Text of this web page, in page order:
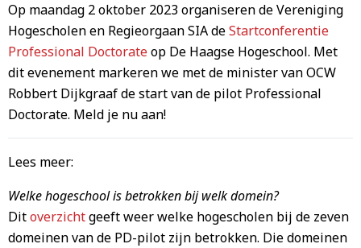
Op maandag 2 oktober 2023 organiseren de Vereniging
Hogescholen en Regieorgaan SIA deStartconferentie
Professional Doctorateop De Haagse Hogeschool. Met
dit evenement markeren we met de minister van OCW
Robbert Dijkgraaf de start van de pilot Professional
Doctorate. Meld je nu aan!
Lees meer:
Welke hogeschool is betrokken bij welk domein?
Ditoverzichtgeeft weer welke hogescholen bij de zeven
domeinen van de PD-pilot zijn betrokken. Die domeinen